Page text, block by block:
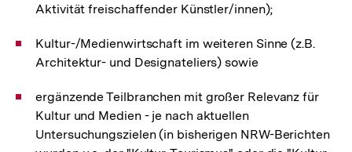
Aktivität freischaffender Künstler/innen);
Kultur-/Medienwirtschaft im weiteren Sinne (z.B.
Architektur- und Designateliers) sowie
ergänzende Teilbranchen mit großer Relevanz für
Kultur und Medien - je nach aktuellen
Untersuchungszielen (in bisherigen NRW-Berichten